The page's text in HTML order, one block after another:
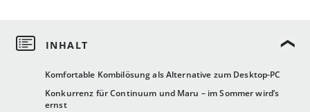
Komfortable Kombilösung als Alternative zum Desktop-PC
Konkurrenz für Continuum und Maru – im Sommer wird’s
ernst